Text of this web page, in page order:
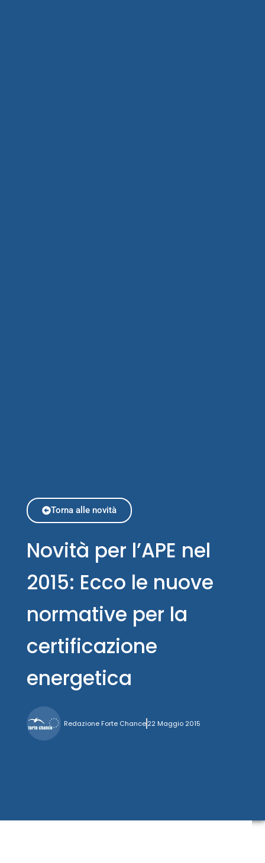
Torna alle novità
Novità per l’APE nel
2015: Ecco le nuove
normative per la
certificazione
energetica
Redazione Forte Chance 22 Maggio 2015